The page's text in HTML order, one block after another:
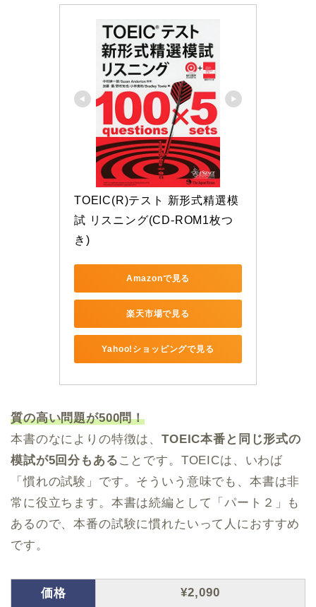
TOEIC(R)テスト 新形式精選模
試 リスニング(CD-ROM1枚つ
き)
Amazonで見る
楽天市場で見る
Yahoo!ショッピングで見る
質の高い問題が500問！
本書のなによりの特徴は、TOEIC本番と同じ形式の
模試が5回分もある ことです。TOEICは、いわば
「慣れの試験」です。そういう意味でも、本書は非
常に役立ちます。本書は続編として「パート２」も
あるので、本番の試験に慣れたいって人におすすめ
です。
価格 ¥2,090